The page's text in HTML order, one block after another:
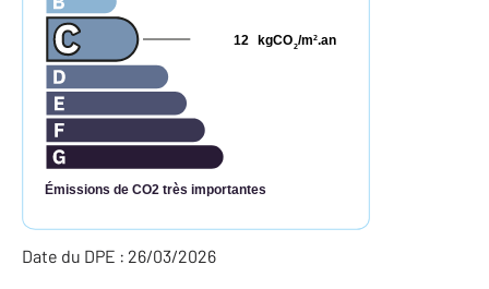
Émissions de CO2 très importantes
kgCO2/m2.an
12
Date du DPE : 26/03/2026